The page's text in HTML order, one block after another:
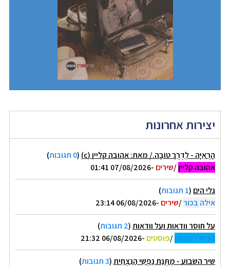
יצירות אחרונות
הָרְאִיָּה - לְדֶרֶךְ טוֹבָה./ מאת: אהובה קליין (c) (0 תגובות
)
אהובה קליין/שירים -07/08/2026 01:41
גלי הים (1 תגובות
)
אילה בכור/שירים -06/08/2026 23:14
על חוסר וודאות ועל וודאות(2 תגובות
)
נורית ליברמן/פוסטים -06/08/2026 21:32
שיר השבוע - מַתְּנַת נַפְשִׁי הַנִּצְחִית(3 תגובות
)